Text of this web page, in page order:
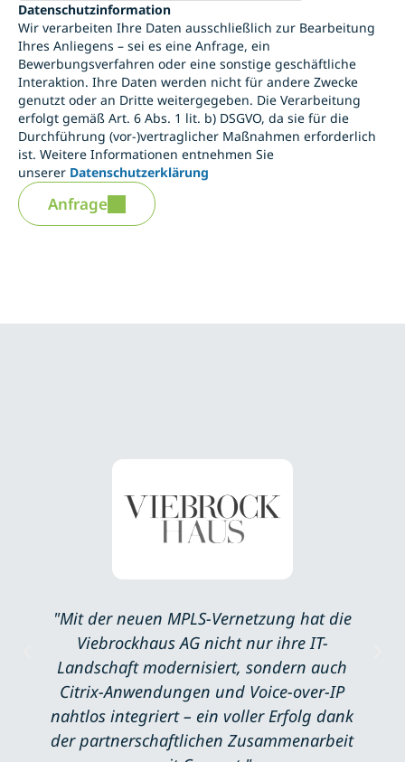
Datenschutzinformation
Wir verarbeiten Ihre Daten ausschließlich zur Bearbeitung
Ihres Anliegens – sei es eine Anfrage, ein
Bewerbungsverfahren oder eine sonstige geschäftliche
Interaktion. Ihre Daten werden nicht für andere Zwecke
genutzt oder an Dritte weitergegeben. Die Verarbeitung
erfolgt gemäß Art. 6 Abs. 1 lit. b) DSGVO, da sie für die
Durchführung (vor-)vertraglicher Maßnahmen erforderlich
ist. Weitere Informationen entnehmen Sie
unserer Datenschutzerklärung
Anfrage
"Mit der neuen MPLS-Vernetzung hat die
Viebrockhaus AG nicht nur ihre IT-
Landschaft modernisiert, sondern auch
Citrix-Anwendungen und Voice-over-IP
nahtlos integriert – ein voller Erfolg dank
der partnerschaftlichen Zusammenarbeit